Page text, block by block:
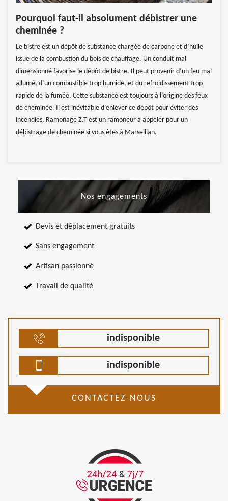
Pourquoi faut-il absolument débistrer une
cheminée ?
Le bistre est un dépôt de substance chargée de carbone et d’huile
issue de la combustion du bois de chauffage. Un conduit mal
dimensionné favorise le dépôt de bistre. Il peut provenir d’un feu mal
allumé, d’un combustible trop humide, et du refroidissement trop
rapide de la fumée. Cette substance est toujours à l’origine des feux
de cheminée. Il est inévitable d’enlever ce dépôt pour éviter des
incendies. Ramonage Z.T est un ramoneur à appeler pour un
débistrage de cheminée si vous êtes à Marseillan.
Nos engagements
Devis et déplacement gratuits
Sans engagement
Artisan passionné
Travail de qualité
indisponible
indisponible
CONTACTEZ-NOUS